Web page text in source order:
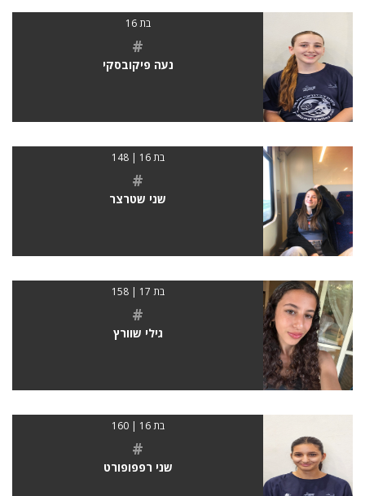
בת 16
#
נעה פיקובסקי
בת 16 | 148
#
שני שטרצר
בת 17 | 158
#
גילי שוורץ
בת 16 | 160
#
שני רפפופורט